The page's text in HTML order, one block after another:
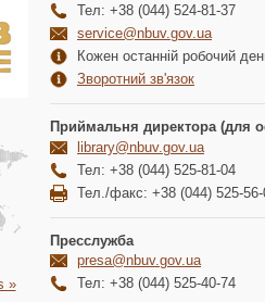
»
Тел: +38 (044) 524-81-37
service@nbuv.gov.ua
Кожен останній робочий
Зворотний зв'язок
Приймальня директора (для
library@nbuv.gov.ua
Тел: +38 (044) 525-81-04
Тел./факс: +38 (044) 525-56-
Пресслужба
presa@nbuv.gov.ua
Тел: +38 (044) 525-40-74